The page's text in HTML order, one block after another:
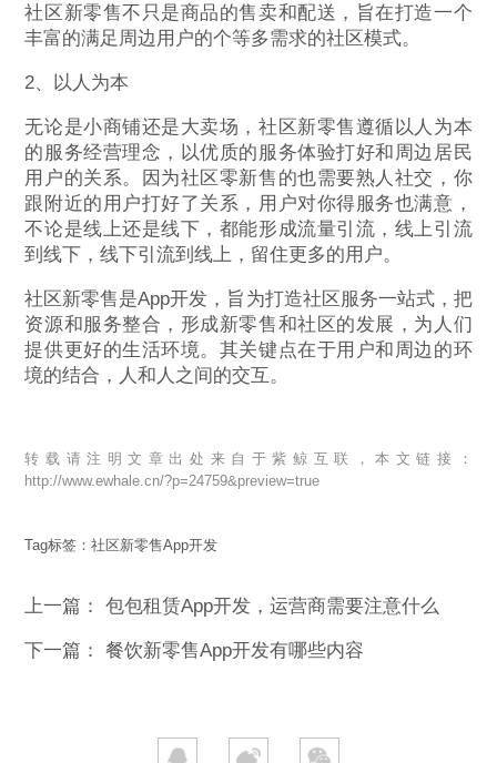
社区新零售不只是商品的售卖和配送，旨在打造一个
丰富的满足周边用户的个等多需求的社区模式。
2、以人为本
无论是小商铺还是大卖场，社区新零售遵循以人为本
的服务经营理念，以优质的服务体验打好和周边居民
用户的关系。因为社区零新售的也需要熟人社交，你
跟附近的用户打好了关系，用户对你得服务也满意，
不论是线上还是线下，都能形成流量引流，线上引流
到线下，线下引流到线上，留住更多的用户。
社区新零售是App开发，旨为打造社区服务一站式，把
资源和服务整合，形成新零售和社区的发展，为人们
提供更好的生活环境。其关键点在于用户和周边的环
境的结合，人和人之间的交互。
转载请注明文章出处来自于紫鲸互联，本文链接：
http://www.ewhale.cn/?p=24759&preview=true
Tag标签：社区新零售App开发
上一篇：包包租赁App开发，运营商需要注意什么
下一篇：餐饮新零售App开发有哪些内容